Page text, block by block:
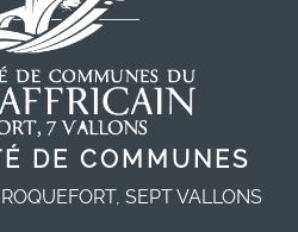
DE COMMUNES
SEPT VALLONS